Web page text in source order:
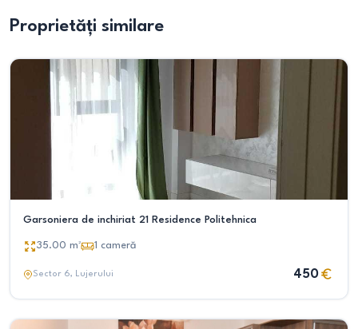
Proprietăți similare
Garsoniera de inchiriat 21 Residence Politehnica
35.00 m² 1 cameră
Sector 6, Lujerului 450